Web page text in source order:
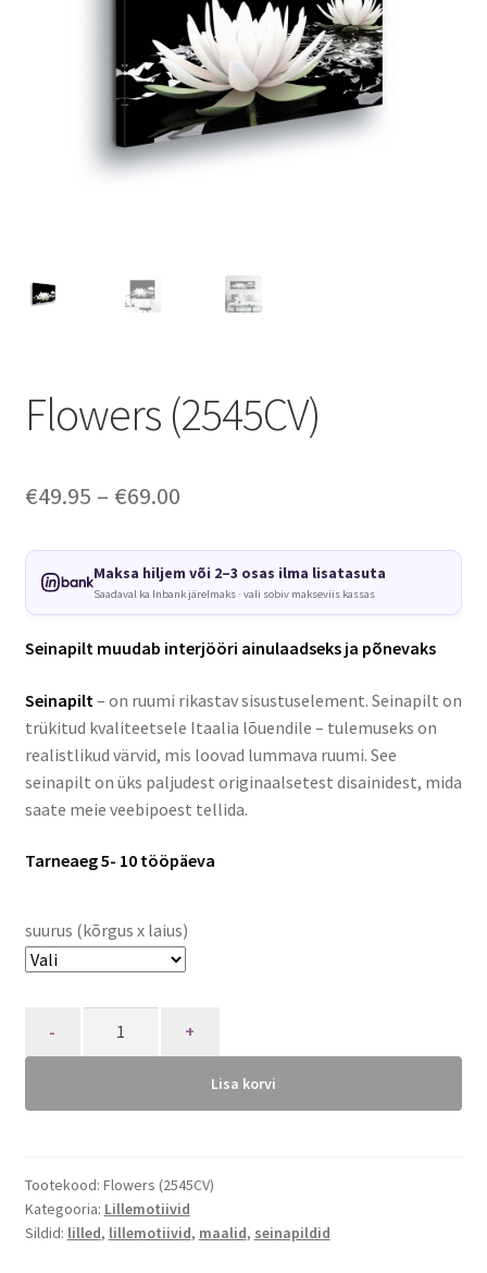
Flowers (2545CV)
€49.95 – €69.00Price
€49.95
through
€69.00
Maksa hiljem või 2–3 osas ilma lisatasuta
Saadaval ka Inbank järelmaks · vali sobiv makseviis kassas
Seinapilt muudab interjööri ainulaadseks ja põnevaks
Seinapilt – on ruumi rikastav sisustuselement. Seinapilt on
trükitud kvaliteetsele Itaalia lõuendile – tulemuseks on
realistlikud värvid, mis loovad lummava ruumi. See
seinapilt on üks paljudest originaalsetest disainidest, mida
saate meie veebipoest tellida.
Tarneaeg 5- 10 tööpäeva
suurus (kõrgus x laius)
Lisa korvi
Tootekood: Flowers (2545CV)
Kategooria: Lillemotiivid
Sildid: lilled, lillemotiivid, maalid, seinapildid